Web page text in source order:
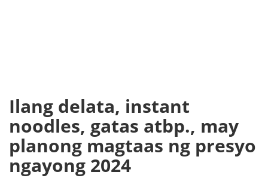
Ilang delata, instant
noodles, gatas atbp., may
planong magtaas ng presyo
ngayong 2024